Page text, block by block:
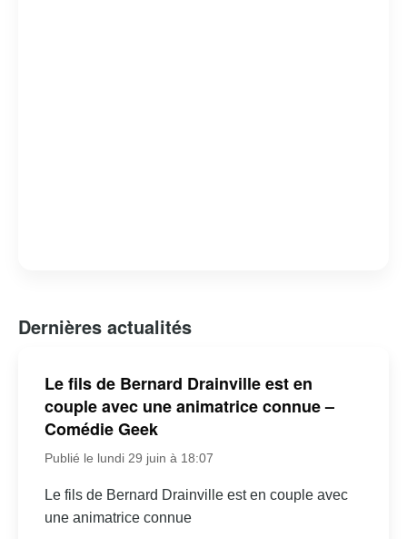
Dernières actualités
Le fils de Bernard Drainville est en
couple avec une animatrice connue –
Comédie Geek
Publié le lundi 29 juin à 18:07
Le fils de Bernard Drainville est en couple avec
une animatrice connue